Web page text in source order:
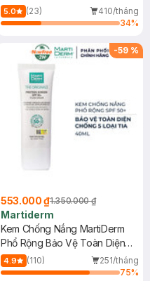
(Mới)
5.0 (23)
410/tháng
34%
-59 %
553.000 ₫1.350.000 ₫
Martiderm
Kem Chống Nắng MartiDerm
Phổ Rộng Bảo Vệ Toàn Diện
40ml
4.9 (110)
251/tháng
75%